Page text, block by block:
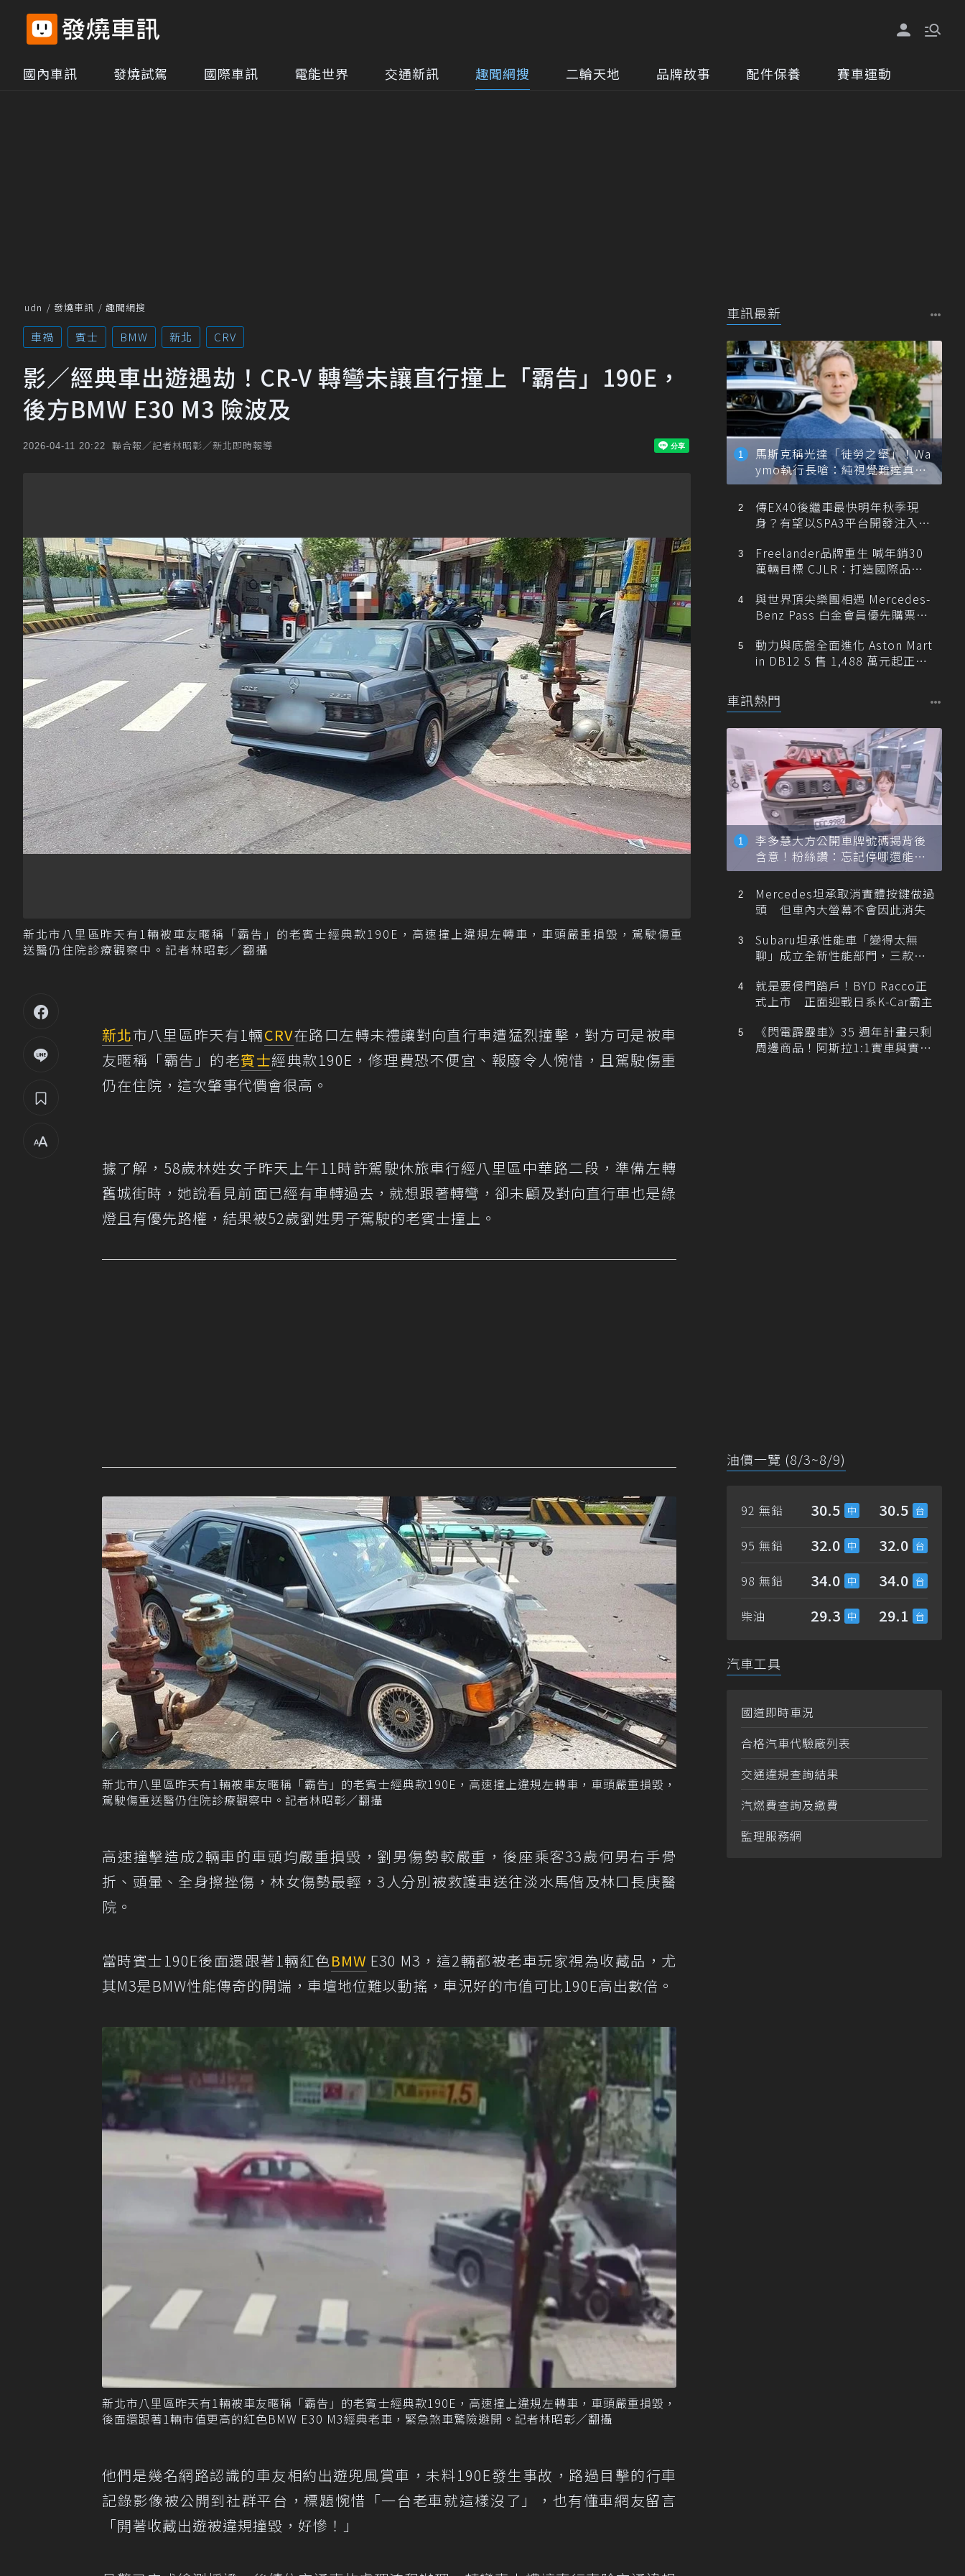
國內車訊 發燒試駕 國際車訊 電能世界 交通新訊 趣聞網搜 二輪天地 品牌故事 配件保養 賽車運動
udn 發燒車訊 趣聞網搜
車禍 賓士 BMW 新北 CRV
影／經典車出遊遇劫！CR-V 轉彎未讓直行撞上「霸告」190E，
後方BMW E30 M3 險波及
2026-04-11 20:22 聯合報／記者林昭彰／新北即時報導
新北市八里區昨天有1輛被車友暱稱「霸告」的老賓士經典款190E，高速撞上違規左轉車，車頭嚴重損毀，駕駛傷重
送醫仍住院診療觀察中。記者林昭彰／翻攝
新北市八里區昨天有1輛CRV在路口左轉未禮讓對向直行車遭猛烈撞擊，對方可是被車
友暱稱「霸告」的老賓士經典款190E，修理費恐不便宜、報廢令人惋惜，且駕駛傷重
仍在住院，這次肇事代價會很高。
據了解，58歲林姓女子昨天上午11時許駕駛休旅車行經八里區中華路二段，準備左轉
舊城街時，她說看見前面已經有車轉過去，就想跟著轉彎，卻未顧及對向直行車也是綠
燈且有優先路權，結果被52歲劉姓男子駕駛的老賓士撞上。
新北市八里區昨天有1輛被車友暱稱「霸告」的老賓士經典款190E，高速撞上違規左轉車，車頭嚴重損毀，
駕駛傷重送醫仍住院診療觀察中。記者林昭彰／翻攝
高速撞擊造成2輛車的車頭均嚴重損毀，劉男傷勢較嚴重，後座乘客33歲何男右手骨
折、頭暈、全身擦挫傷，林女傷勢最輕，3人分別被救護車送往淡水馬偕及林口長庚醫
院。
當時賓士190E後面還跟著1輛紅色BMW E30 M3，這2輛都被老車玩家視為收藏品，尤
其M3是BMW性能傳奇的開端，車壇地位難以動搖，車況好的市值可比190E高出數倍。
新北市八里區昨天有1輛被車友暱稱「霸告」的老賓士經典款190E，高速撞上違規左轉車，車頭嚴重損毀，
後面還跟著1輛市值更高的紅色BMW E30 M3經典老車，緊急煞車驚險避開。記者林昭彰／翻攝
他們是幾名網路認識的車友相約出遊兜風賞車，未料190E發生事故，路過目擊的行車
記錄影像被公開到社群平台，標題惋惜「一台老車就這樣沒了」，也有懂車網友留言
「開著收藏出遊被違規撞毀，好慘！」
車訊最新
馬斯克稱光達「徒勞之舉」！Wa
ymo執行長嗆：純視覺難達真正
自動駕駛
傳EX40後繼車最快明年秋季現
身？有望以SPA3平台開發注入80
Freelander品牌重生 喊年銷30
萬輛目標 CJLR：打造國際品牌
與世界頂尖樂團相遇 Mercedes-
Benz Pass 白金會員優先購票維
動力與底盤全面進化 Aston Mart
in DB12 S 售 1,488 萬元起正式
車訊熱門
李多慧大方公開車牌號碼揭背後
含意！粉絲讚：忘記停哪還能幫
忙找車
Mercedes坦承取消實體按鍵做過
頭 但車內大螢幕不會因此消失
Subaru坦承性能車「變得太無
聊」成立全新性能部門，三款手
就是要侵門踏戶！BYD Racco正
式上市 正面迎戰日系K-Car霸主
《閃電霹靂車》35 週年計畫只剩
周邊商品！阿斯拉1:1實車與實體
油價一覽 (8/3~8/9)
92 無鉛 30.5 30.5
95 無鉛 32.0 32.0
98 無鉛 34.0 34.0
柴油 29.3 29.1
汽車工具
國道即時車況
合格汽車代驗廠列表
交通違規查詢結果
汽燃費查詢及繳費
監理服務網